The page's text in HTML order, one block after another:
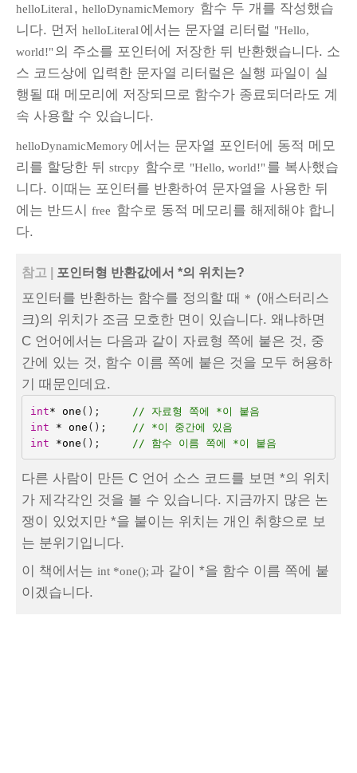
helloLiteral, helloDynamicMemory 함수 두 개를 작성했습
니다. 먼저 helloLiteral에서는 문자열 리터럴 "Hello,
world!" 의 주소를 포인터에 저장한 뒤 반환했습니다. 소
스 코드상에 입력한 문자열 리터럴은 실행 파일이 실
행될 때 메모리에 저장되므로 함수가 종료되더라도 계
속 사용할 수 있습니다.
helloDynamicMemory에서는 문자열 포인터에 동적 메모
리를 할당한 뒤 strcpy 함수로 "Hello, world!" 를 복사했습
니다. 이때는 포인터를 반환하여 문자열을 사용한 뒤
에는 반드시 free 함수로 동적 메모리를 해제해야 합니
다.
참고 | 포인터형 반환값에서 *의 위치는?
포인터를 반환하는 함수를 정의할 때 * (애스터리스
크)의 위치가 조금 모호한 면이 있습니다. 왜냐하면
C 언어에서는 다음과 같이 자료형 쪽에 붙은 것, 중
간에 있는 것, 함수 이름 쪽에 붙은 것을 모두 허용하
기 때문인데요.
int* one ();
// 자료형 쪽에 *이 붙음
int
* one ();
// *이 중간에 있음
int
*one (); // 함수 이름 쪽에 *이 붙음
다른 사람이 만든 C 언어 소스 코드를 보면 *의 위치
가 제각각인 것을 볼 수 있습니다. 지금까지 많은 논
쟁이 있었지만 *을 붙이는 위치는 개인 취향으로 보
는 분위기입니다.
이 책에서는 int *one(); 과 같이 *을 함수 이름 쪽에 붙
이겠습니다.